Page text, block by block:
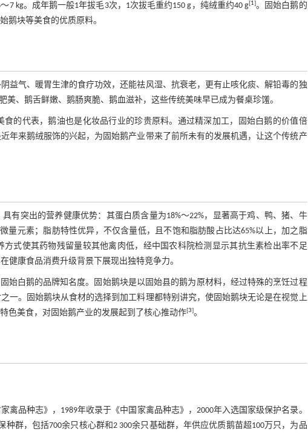
7 kg。成年鹅一般1年拔毛3次，1次拔毛重约150 g，纯绒重约40 g[1]。固始白鹅的
鹅块等美食的优质原料。
益气、暖胃生津的食疗功效，还能祛风湿、抗衰老，更有止咳化痰、解铅毒的独
美、鹅舌鲜嫩、鹅肠爽脆、鹅血滋补，这些传统美味早已成为餐桌珍馐。
的代表，鹅油也是化妆品行业的珍贵原料。通过精深加工，固始白鹅的价值倍
年来鹅绒服饰的兴起，为固始鹅产业带来了前所未有的发展机遇，让这个传统产
有突出的营养健康优势：其蛋白质含量为18%～22%，显著高于鸡、鸭、猪、牛
量元素；脂肪特性优异，不仅含量低，且不饱和脂肪酸占比达65%以上，加之脂
式使其药物残留量较其他禽肉低，经中国农科院检测显示其抗生素检出率不足
健康食品消费升级背景下展现出独特竞争力。
始白鹅的品牌知名度。固始鹅块是以固始县的鹅为原材料，经过特殊的烹饪过程
一。固始鹅块从食材的选择到加工料理都特别讲究，使固始鹅块无论是在视觉上
色美食，对固始鹅产业的发展起到了核心推动作[3]。
品种志》，1989年收录于《中国家禽品种志》，2000年入选国家级保护名录。
群，包括700余只核心群和2 300余只基础群，年供应优质鹅苗超100万只，为品